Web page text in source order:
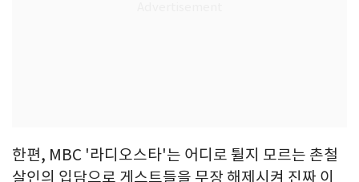
한편, MBC '라디오스타'는 어디로 튈지 모르는 촌철
살인의 입담으로 게스트들을 무장 해제시켜 진짜 이